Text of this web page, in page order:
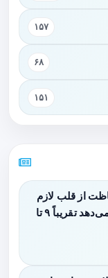
۱۵۷
۶۸
۱۵۱
از قلب لازم
است؟ بررسی جدید نشان می‌دهد تقریباً ۹ تا